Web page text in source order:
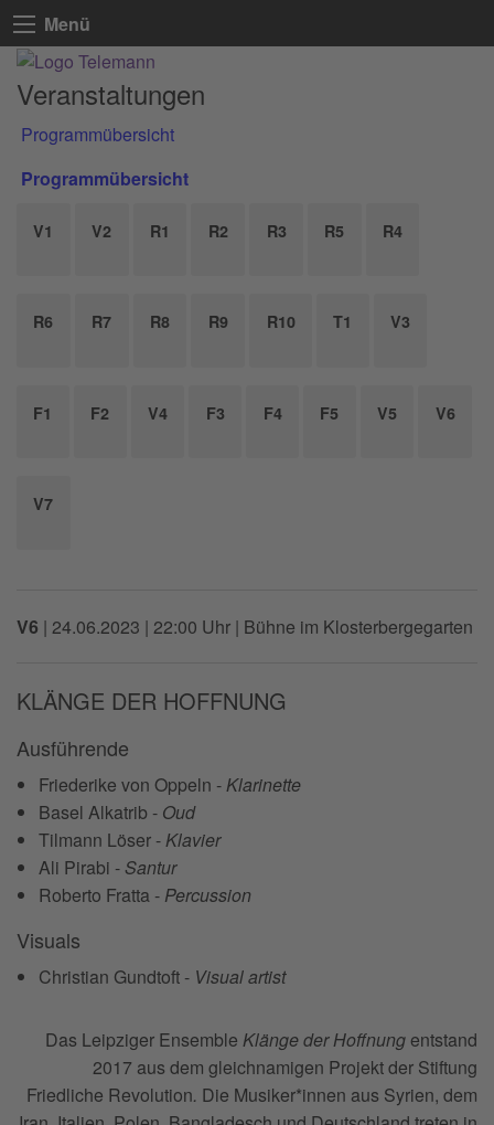
Menü
Veranstaltungen
Programmübersicht
Programmübersicht
V1 V2 R1 R2 R3 R5 R4
R6 R7 R8 R9 R10 T1 V3
F1 F2 V4 F3 F4 F5 V5 V6
V7
V6 | 24.06.2023 | 22:00 Uhr | Bühne im Klosterbergegarten
KLÄNGE DER HOFFNUNG
Ausführende
Friederike von Oppeln - Klarinette
Basel Alkatrib - Oud
Tilmann Löser - Klavier
Ali Pirabi - Santur
Roberto Fratta - Percussion
Visuals
Christian Gundtoft - Visual artist
Das Leipziger Ensemble Klänge der Hoffnungentstand
2017 aus dem gleichnamigen Projekt der Stiftung
Friedliche Revolution. Die Musiker*innen aus Syrien, dem